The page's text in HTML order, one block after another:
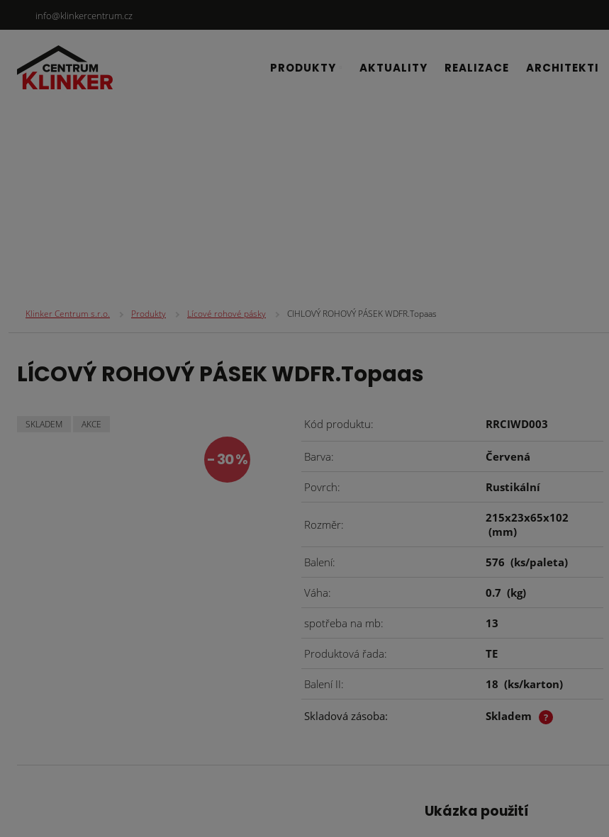
info@klinkercentrum.cz
PRODUKTY AKTUALITY REALIZACE ARCHITEKTI
Klinker Centrum s.r.o. Produkty Lícové rohové pásky CIHLOVÝ ROHOVÝ PÁSEK WDFR.Topaas
LÍCOVÝ ROHOVÝ PÁSEK WDFR.Topaas
SKLADEM AKCE
30 %
Kód produktu RRCIWD003
Barva Červená
Povrch Rustikální
Rozměr
215x23x65x102
(mm)
Balení 576(ks/paleta)
Váha 0.7(kg)
spotřeba na mb 13
Produktová řada TE
Balení II 18(ks/karton)
Skladová zásoba Skladem ?
Ukázka použití